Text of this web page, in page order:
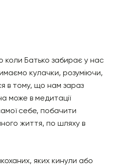
коли Батько забирає у нас
кулачки, розуміючи,
в тому, що нам зараз
може в медитації
себе, побачити
життя, по шляху в
яких кинули або